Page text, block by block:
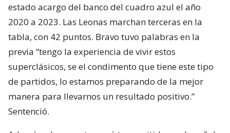
estado acargo del banco del cuadro azul el año
2020 a 2023. Las Leonas marchan terceras en la
tabla, con 42 puntos. Bravo tuvo palabras en la
previa “tengo la experiencia de vivir estos
superclásicos, se el condimento que tiene este tipo
de partidos, lo estamos preparando de la mejor
manera para llevarnos un resultado positivo.”
Sentenció.